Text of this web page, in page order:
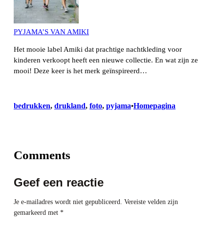
PYJAMA’S VAN AMIKI
Het mooie label Amiki dat prachtige nachtkleding voor
kinderen verkoopt heeft een nieuwe collectie. En wat zijn ze
mooi! Deze keer is het merk geïnspireerd…
bedrukken, drukland, foto, pyjama•Homepagina
Comments
Geef een reactie
Je e-mailadres wordt niet gepubliceerd. Vereiste velden zijn
gemarkeerd met *